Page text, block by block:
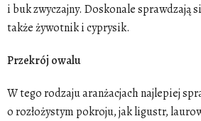
i buk zwyczajny. Doskonale sprawdzają
także żywotnik i cyprysik.
Przekrój owalu
W tego rodzaju aranżacjach najlepiej
o rozłożystym pokroju, jak ligustr,